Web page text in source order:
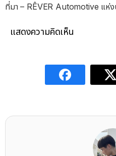
ที่มา – RÊVER Automotive แห่ง
แสดงความคิดเห็น